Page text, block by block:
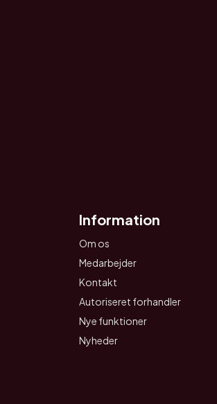
Information
Om os
Medarbejder
Kontakt
Autoriseret forhandler
Nye funktioner
Nyheder